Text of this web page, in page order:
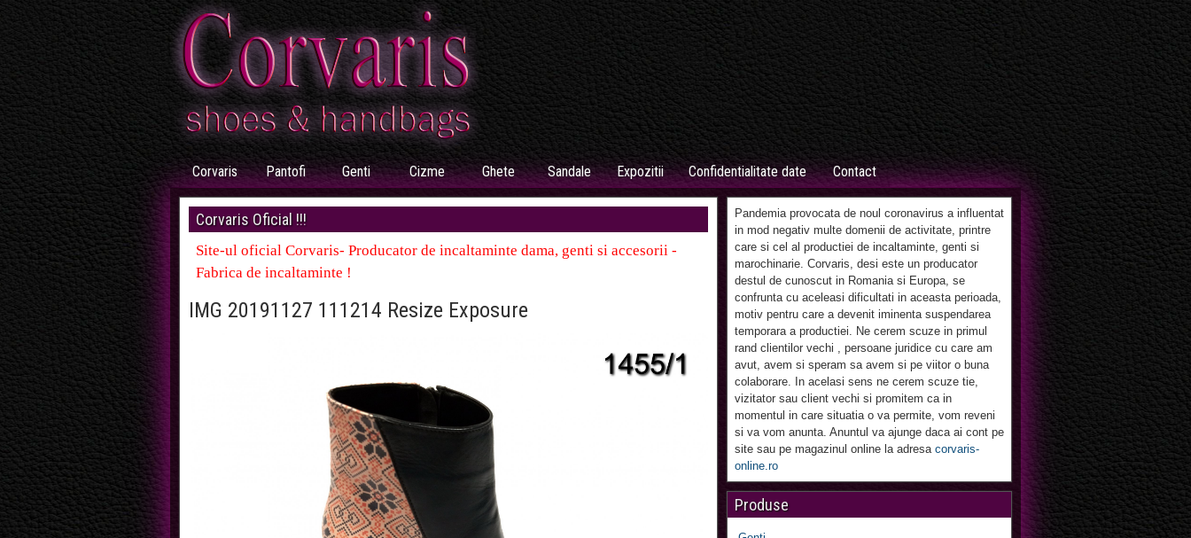
Corvaris Pantofi Genti Cizme Ghete Sandale Expozitii Confidentialitate date Contact
Corvaris Oficial !!!
Site-ul oficial Corvaris- Producator de incaltaminte dama, genti si accesorii -
Fabrica de incaltaminte !
IMG 20191127 111214 Resize Exposure
Pandemia provocata de noul coronavirus a influentat
in mod negativ multe domenii de activitate, printre
care si cel al productiei de incaltaminte, genti si
marochinarie. Corvaris, desi este un producator
destul de cunoscut in Romania si Europa, se
confrunta cu aceleasi dificultati in aceasta perioada,
motiv pentru care a devenit iminenta suspendarea
temporara a productiei. Ne cerem scuze in primul
rand clientilor vechi , persoane juridice cu care am
avut, avem si speram sa avem si pe viitor o buna
colaborare. In acelasi sens ne cerem scuze tie,
vizitator sau client vechi si promitem ca in
momentul in care situatia o va permite, vom reveni
si va vom anunta. Anuntul va ajunge daca ai cont pe
site sau pe magazinul online la adresa corvaris-
online.ro
Produse